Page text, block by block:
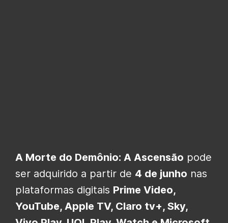
A Morte do Demônio: A Ascensão pode
ser adquirido a partir de 4 de junho nas
plataformas digitais Prime Video,
YouTube, Apple TV, Claro tv+, Sky,